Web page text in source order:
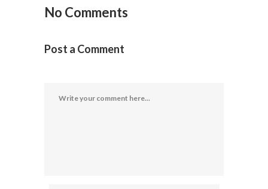
No Comments
Post a Comment